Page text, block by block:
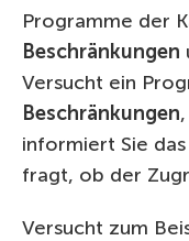
Programme der
Beschränkungen
Versucht ein
Beschränkungen
informiert Sie
fragt, ob der
Versucht zum